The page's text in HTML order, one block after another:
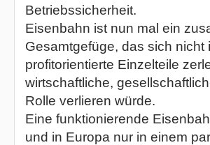
Betriebssicherheit.
Eisenbahn ist nun mal ein
Gesamtgefüge, das sich nicht
profitorientierte Einzelteile
wirtschaftliche,
Rolle verlieren würde.
Eine funktionierende
und in Europa nur in einem